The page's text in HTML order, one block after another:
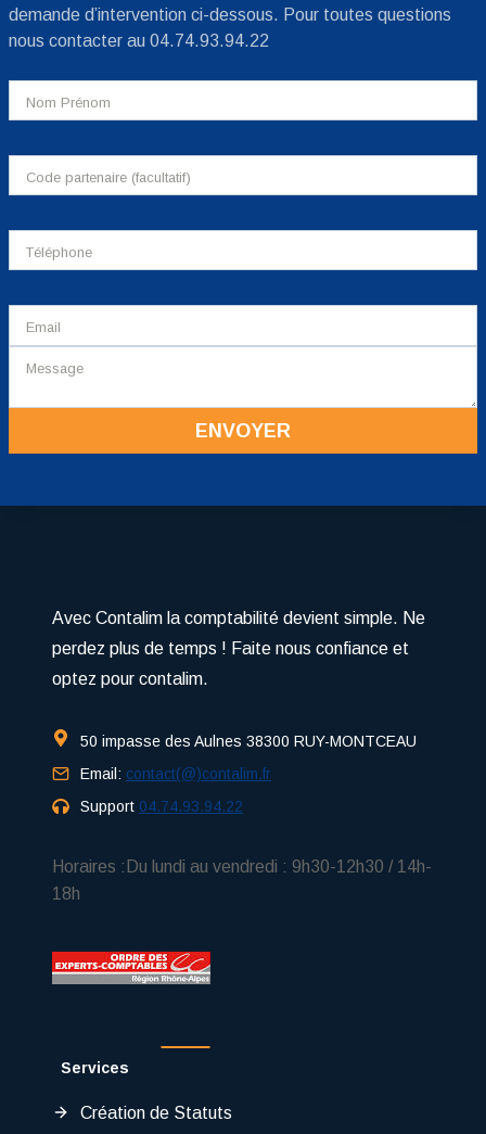
demande d’intervention ci-dessous. Pour toutes questions
nous contacter au 04.74.93.94.22
ENVOYER
Avec Contalim la comptabilité devient simple. Ne
perdez plus de temps ! Faite nous confiance et
optez pour contalim.
50 impasse des Aulnes 38300 RUY-MONTCEAU
Email: contact(@)contalim.fr
Support 04.74.93.94.22
Horaires :Du lundi au vendredi : 9h30-12h30 / 14h-
18h
Services
Création de Statuts